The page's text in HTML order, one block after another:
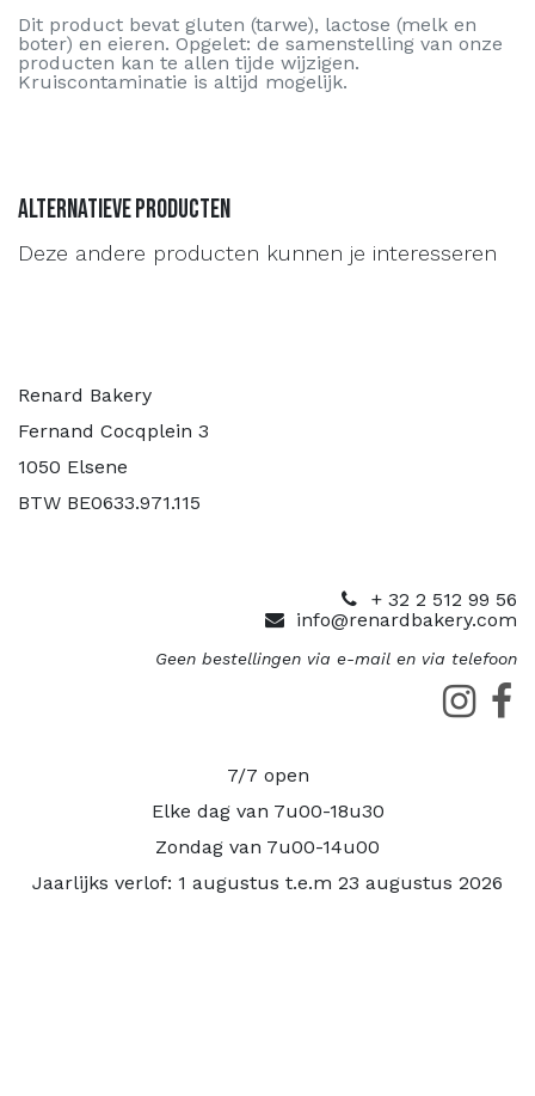
Dit product bevat gluten (tarwe), lactose (melk en
boter) en eieren. Opgelet: de samenstelling van onze
producten kan te allen tijde wijzigen.
Kruiscontaminatie is altijd mogelijk.
Alternatieve producten
Deze andere producten kunnen je interesseren
Renard Bakery
Fernand Cocqplein 3
1050 Elsene
BTW BE0633.971.115
+ 32 2 512 99 56
info@renardbakery.com
Geen bestellingen via e-mail en via telefoon
7/7 open
Elke dag van 7u00-18u30
Zondag van 7u00-14u00
Jaarlijks verlof: 1 augustus t.e.m 23 augustus 2026